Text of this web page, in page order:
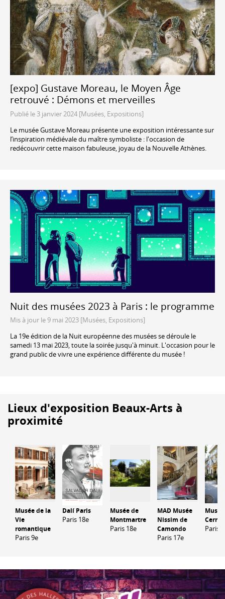
[expo] Gustave Moreau, le Moyen Âge
retrouvé : Démons et merveilles
Publié le 3 janvier 2024 [Musées, Expositions]
Le musée Gustave Moreau présente une exposition intéressante sur
l’inspiration médiévale du maître symboliste : l'occasion de
redécouvrir cette maison fabuleuse, joyau de la Nouvelle Athènes.
Nuit des musées 2023 à Paris : le programme
Mis à jour le 9 mai 2023 [Musées, Expositions]
La 19e édition de la Nuit européenne des musées se déroule le
samedi 13 mai 2023, toute la soirée jusqu'à minuit. L'occasion pour le
grand public de vivre une expérience différente du musée !
Lieux d'exposition Beaux-Arts à
proximité
Musée de la
Vie
romantique
Paris 9e
Dalí Paris
Paris 18e
Musée de
Montmartre
Paris 18e
MAD Musée
Nissim de
Camondo
Paris 17e
Musée
Paris